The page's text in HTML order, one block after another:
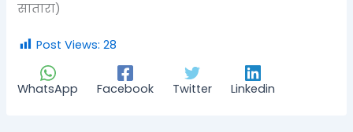
सातारा)
Post Views: 28
WhatsApp Facebook Twitter Linkedin